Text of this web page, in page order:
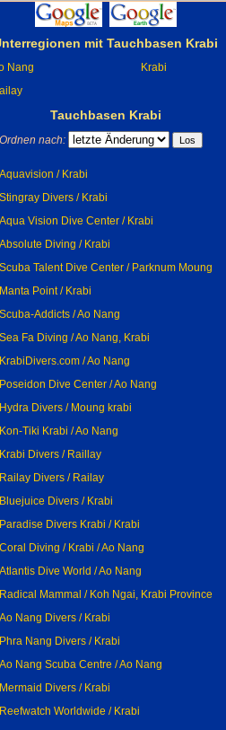
mit Tauchbasen Krabi
Nang
Krabi
Tauchbasen Krabi
Ordnen nach:
Aquavision / Krabi
Stingray Divers / Krabi
Aqua Vision Dive Center / Krabi
Absolute Diving / Krabi
Scuba Talent Dive Center / Parknum Moung
Manta Point / Krabi
Scuba-Addicts / Ao Nang
Sea Fa Diving / Ao Nang, Krabi
KrabiDivers.com / Ao Nang
Poseidon Dive Center / Ao Nang
Hydra Divers / Moung krabi
Kon-Tiki Krabi / Ao Nang
Krabi Divers / Raillay
Railay Divers / Railay
Bluejuice Divers / Krabi
Paradise Divers Krabi / Krabi
Coral Diving / Krabi / Ao Nang
Atlantis Dive World / Ao Nang
Radical Mammal / Koh Ngai, Krabi Province
Ao Nang Divers / Krabi
Phra Nang Divers / Krabi
Ao Nang Scuba Centre / Ao Nang
Mermaid Divers / Krabi
Reefwatch Worldwide / Krabi